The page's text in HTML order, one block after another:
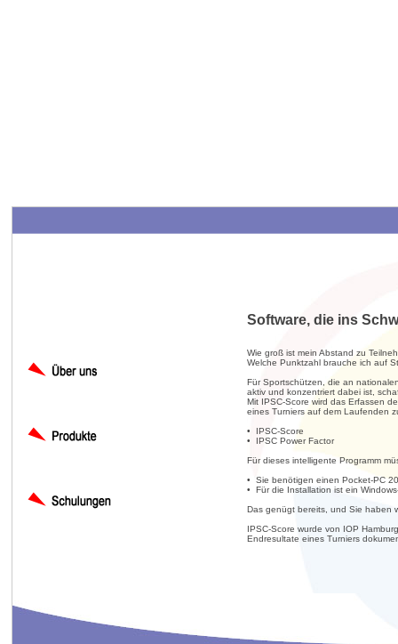
Software, die ins
Wie groß ist mein Abstand zu
Welche Punktzahl brauche ich auf
Für Sportschützen, die an
aktiv und konzentriert dabei ist,
Mit IPSC-Score wird das Erfassen
eines Turniers auf dem Laufenden
• IPSC-Score
• IPSC Power Factor
Für dieses intelligente Programm
• Sie benötigen einen Pocket-PC
• Für die Installation ist ein
Das genügt bereits, und Sie haben
IPSC-Score wurde von IOP
Endresultate eines Turniers